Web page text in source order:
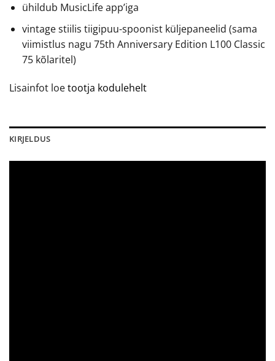
ühildub MusicLife app’iga
vintage stiilis tiigipuu-spoonist küljepaneelid (sama
viimistlus nagu 75th Anniversary Edition L100 Classic
75 kõlaritel)
Lisainfot loetootja kodulehelt
KIRJELDUS